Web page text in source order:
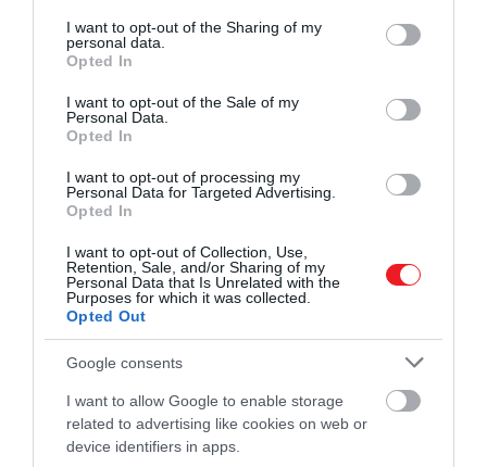
not limited to your visit or usage behaviour. You may click to
grant or deny consent to Google and its third-party tags to
use your data for below specified purposes in below Google
consent section.
I want to opt-out of the Sharing of my
personal data.
Opted In
I want to opt-out of the Sale of my
Personal Data.
Opted In
I want to opt-out of processing my
Personal Data for Targeted Advertising.
Opted In
I want to opt-out of Collection, Use,
Retention, Sale, and/or Sharing of my
Personal Data that Is Unrelated with the
Purposes for which it was collected.
Opted Out
Google consents
I want to allow Google to enable storage
related to advertising like cookies on web or
device identifiers in apps.
modern matematika előfutárának
mondható.
Ajánljuk figyelmedbe!
4000 éves koponya ismerteti, hogyan
kezelték a rákot az ókori egyiptomiak
A Hendy által bemutatott ókori feladatok annak
idején az édubbáknak, azaz a sumér írnokiskolák
tanulóinak szóltak, akik nemcsak az ősi írást, hanem
Belőlük lettek később a hivatásos írnokok, ami az
egyik legfontosabb pozíciónak számított a korban a
birodalom megfelelő működése szempontjából,
egészen a Kr. e. 6. századig.